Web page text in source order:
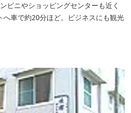
ビニやショッピングセンターも近く
車で約20分ほど。ビジネスにも観光